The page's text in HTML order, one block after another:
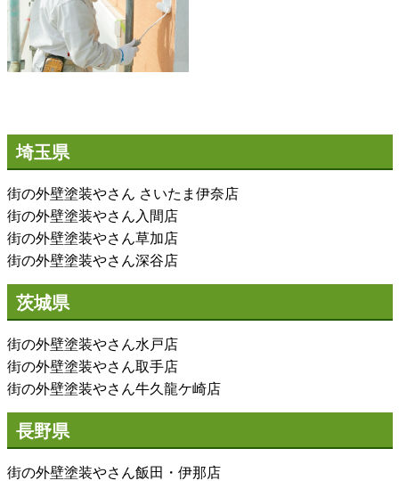
埼玉県
街の外壁塗装やさん さいたま伊奈店
街の外壁塗装やさん入間店
街の外壁塗装やさん草加店
街の外壁塗装やさん深谷店
茨城県
街の外壁塗装やさん水戸店
街の外壁塗装やさん取手店
街の外壁塗装やさん牛久龍ケ崎店
長野県
街の外壁塗装やさん飯田・伊那店